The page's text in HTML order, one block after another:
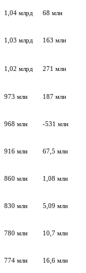
1,04 млрд 68 млн
1,03 млрд 163 млн
1,02 млрд 271 млн
973 млн 187 млн
968 млн -531 млн
916 млн 67,5 млн
860 млн 1,08 млн
830 млн 5,09 млн
780 млн 10,7 млн
774 млн 16,6 млн